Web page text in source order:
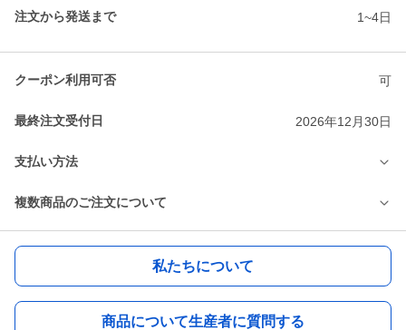
注文から発送まで 1~4日
クーポン利用可否 可
最終注文受付日 2026年12月30日
支払い方法
複数商品のご注文について
私たちについて
商品について生産者に質問する